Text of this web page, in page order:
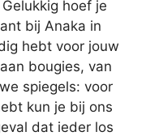
hoef je
bij Anaka in
hebt voor jouw
bougies, van
spiegels: voor
kun je bij ons
dat ieder los